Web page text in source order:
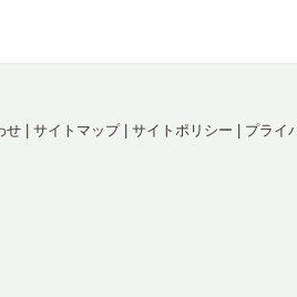
せ サイトマップ| サイトポリシー
プライ